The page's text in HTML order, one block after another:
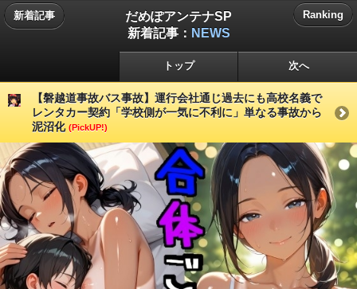
新着記事
だめぽアンテナSP
新着記事： NEWS
Ranking
トップ 次へ
【磐越道事故バス事故】運行会社通じ過去にも高校名義で
レンタカー契約「学校側が一気に不利に」単なる事故から
泥沼化 (PickUP!)